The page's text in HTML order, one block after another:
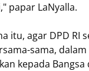
papar LaNyalla.
itu, agar DPD RI
sama,
kepada